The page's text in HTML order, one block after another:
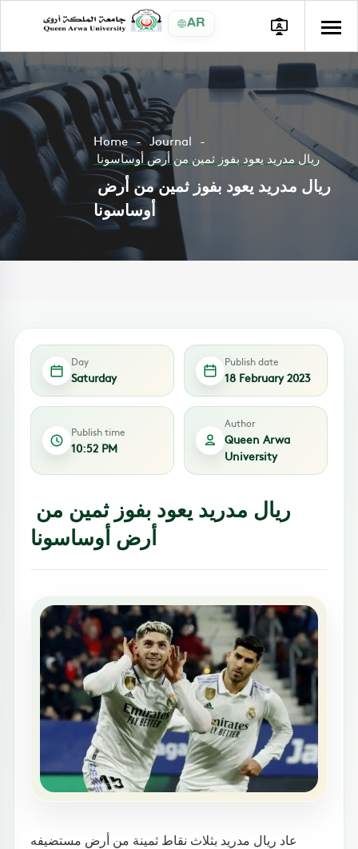
AR
Home
Journal
ريال مدريد يعود بفوز ثمين من أرض أوساسونا
أوساسونا
Day
Saturday
Publish date
18 February 2023
Publish time
10:52 PM
Author
Queen Arwa
University
أرض أوساسونا
عاد ريال مدريد بثلاث نقاط ثمينة من أرض مستضيفه